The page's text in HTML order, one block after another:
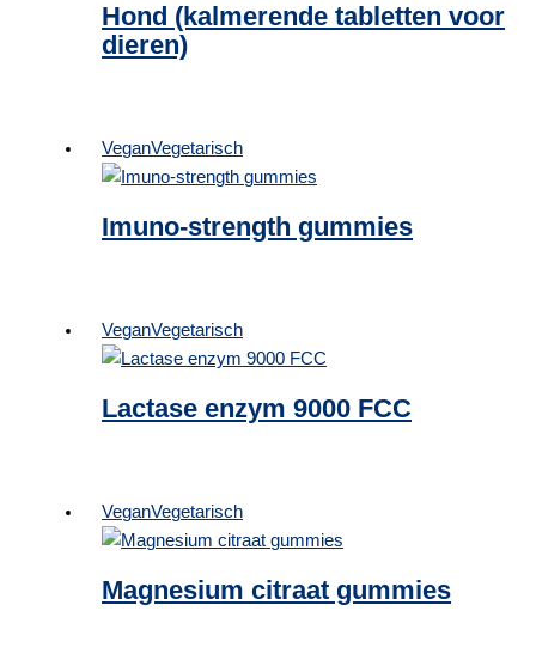
Hond (kalmerende tabletten voor
dieren)
VeganVegetarisch
Imuno-strength gummies
VeganVegetarisch
Lactase enzym 9000 FCC
VeganVegetarisch
Magnesium citraat gummies